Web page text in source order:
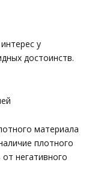
у
достоинств.
материала
плотного
негативного